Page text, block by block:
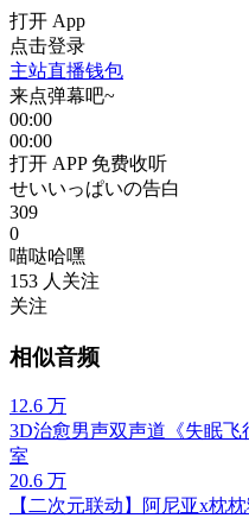
打开 App
点击登录
主站直播钱包
来点弹幕吧~
00:00
00:00
打开 APP 免费收听
せいいっぱいの告白
309
0
喵哒哈嘿
153 人关注
关注
相似音频
12.6 万
3D治愈男声双声道《失眠
室
20.6 万
【二次元联动】阿尼亚x枕